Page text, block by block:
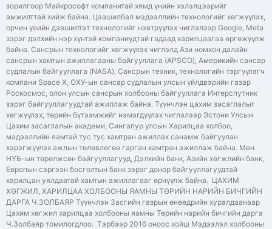
зорилгоор Майкрософт компанитай хямд үнийн хэлэлцээрийг
амжилттай хийж байна. Цаашилбал мэдээллийн технологийг хөгжүүлэх,
орчин үеийн дэвшилтэт технологийг нэвтрүүлэх чиглэлээр Google, Meta
зэрэг дэлхийн нэр хүнтэй компаниудтай гадаад харилцаагаа өргөжүүлж
байна. Сансрын технологийг хөгжүүлэх чиглэлд Ази номхон далайн
сансрын хамтын ажиллагааны байгууллага (APSCO), Америкийн сансар
судлалын байгууллага (NASA), Сансрын техник, технологийн тэргүүлэгч
компани Space X, ОХУ-ын сансар судлалын улсын үйлдвэрийн газар
Роскосмос, олон улсын сансрын холбооны байгууллага Интерспутник
зэрэг байгууллагуудтай ажиллаж байна. Түүнчлэн цахим засаглалыг
хөгжүүлэх, төрийн бүтээмжийг нэмэгдүүлэх чиглэлээр Эстони Улсын
Цахим засаглалын академи, Сингапур улсын Харилцаа холбоо,
мэдээллийн яамтай тус тус хамтран ажиллах санамж байгуулан
хэрэгжүүлэх ажлын төлөвлөгөө гарган хамтран ажиллаж байна. Мөн
НҮБ-ын төрөлжсөн байгууллагууд, Дэлхийн банк, Азийн хөгжлийн банк,
Европын сэргээн босголтын банк зэрэг донор байгууллагуудтай
харилцан уялдаатай хамтын ажиллагааг өрнүүлж байна. ЦАХИМ
ХӨГЖИЛ, ХАРИЛЦАА ХОЛБООНЫ ЯАМНЫ ТӨРИЙН НАРИЙН БИЧГИЙН
ДАРГА Ч.ЗОЛБАЯР Түүнчлэн Засгийн газрын өнөөдрийн хуралдаанаар
Цахим хөгжил харилцаа холбооны яамны Төрийн нарийн бичгийн дарга
Ч.Золбаяр томилогдлоо. Тэрбээр 2016 оноос хойш Мэдээлэл холбооны